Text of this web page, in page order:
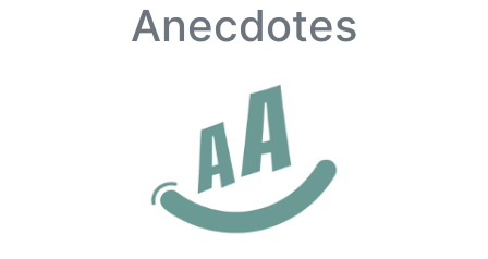
Anecdotes